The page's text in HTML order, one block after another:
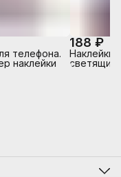
телефона.
наклейки
188 ₽
Наклейки